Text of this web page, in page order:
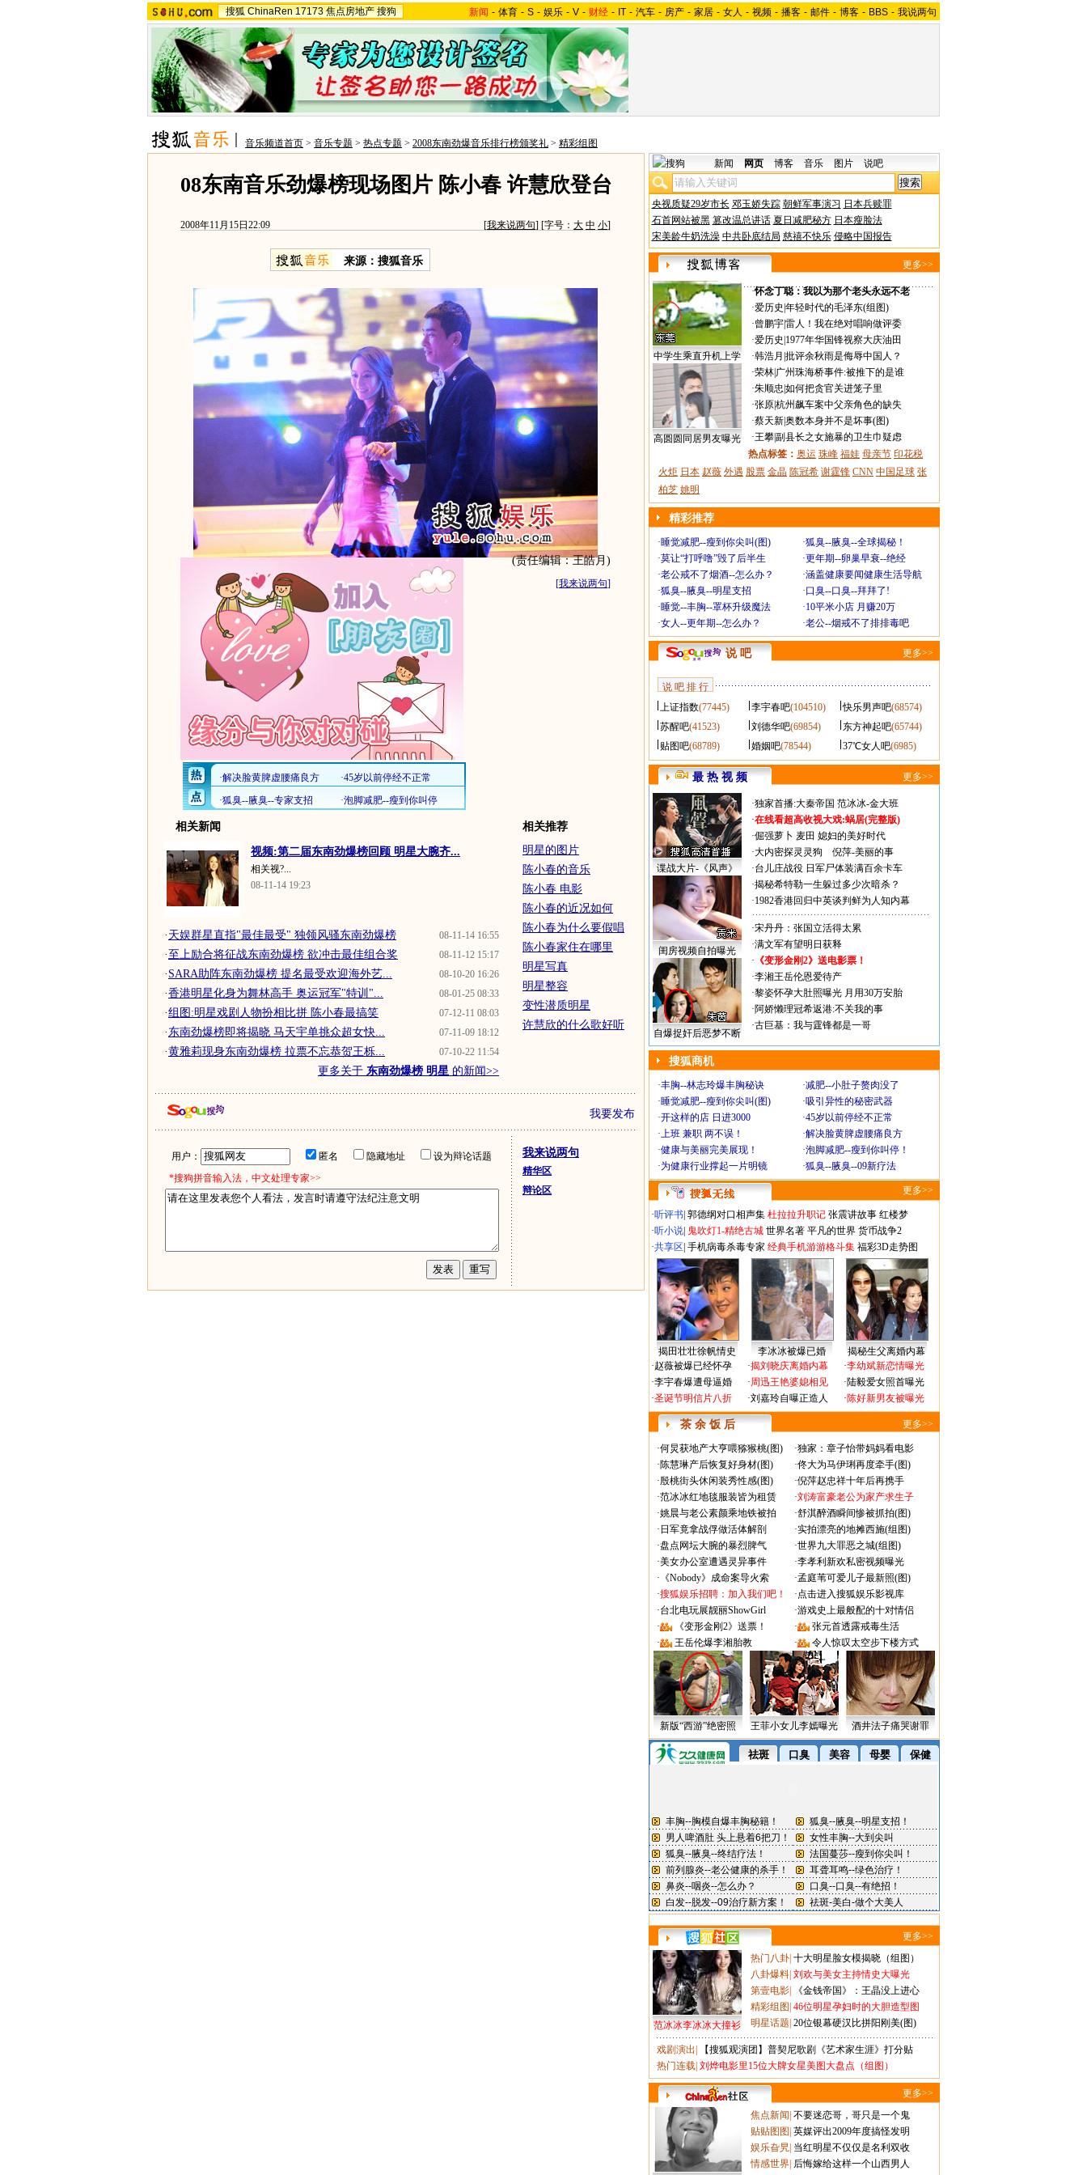
搜狐 ChinaRen 17173 焦点房地产 搜狗 新闻 - 体育 - S - 娱乐 - V - 财经 - IT - 汽车 - 房产 - 家居 - 女人 - 视频 - 播客 - 邮件 - 博客 - BBS - 我说两句
音乐频道首页 > 音乐专题 > 热点专题 > 2008东南劲爆音乐排行榜颁奖礼 > 精彩组图
08东南音乐劲爆榜现场图片 陈小春 许慧欣登台
2008年11月15日22:09 [我来说两句] [字号： 大 中 小]
来源：搜狐音乐
(责任编辑：王皓月)
[我来说两句]
相关新闻
视频:第二届东南劲爆榜回顾 明星大腕齐...
相关视?...
08-11-14 19:23
08-11-14 16:55
· 天娱群星直指"最佳最受" 独领风骚东南劲爆榜
08-11-12 15:17
· 至上励合将征战东南劲爆榜 欲冲击最佳组合奖
08-10-20 16:26
· SARA助阵东南劲爆榜 提名最受欢迎海外艺...
08-01-25 08:33
·香港明星化身为舞林高手 奥运冠军"特训"...
07-12-11 08:03
·组图:明星戏剧人物扮相比拼 陈小春最搞笑
07-11-09 18:12
· 东南劲爆榜即将揭晓 马天宇单挑众超女快...
07-10-22 11:54
·黄雅莉现身东南劲爆榜 拉票不忘恭贺王栎...
更多关于 东南劲爆榜 明星 的新闻>>
相关推荐
明星的图片
陈小春的音乐
陈小春 电影
陈小春的近况如何
陈小春为什么要假唱
陈小春家住在哪里
明星写真
明星整容
变性潜质明星
许慧欣的什么歌好听
我要发布
用户： 匿名 隐藏地址
设为辩论话题
*搜狗拼音输入法，中文处理专家>>
我来说两句
精华区
辩论区
新闻 网页 博客 音乐 图片 说吧
央视质疑29岁市长 邓玉娇失踪 朝鲜军事演习 日本兵赎罪
石首网站被黑 篡改温总讲话 夏日减肥秘方 日本瘦脸法
宋美龄牛奶洗澡 中共卧底结局 慈禧不快乐 侵略中国报告
更多>>
中学生乘直升机上学
高圆圆同居男友曝光
·怀念丁聪：我以为那个老头永远不老
·爱历史 年轻时代的毛泽东(组图)
·曾鹏宇|雷人！我在绝对唱响做评委
·爱历史 1977年华国锋视察大庆油田
·韩浩月 批评余秋雨是侮辱中国人？
·荣林| 广州珠海桥事件:被推下的是谁
·朱顺忠 如何把贪官关进笼子里
·张原|杭州飙车案中父亲角色的缺失
·蔡天新|奥数本身并不是坏事(图)
·王攀|副县长之女施暴的卫生巾疑虑
热点标签： 奥运 珠峰 福娃 母亲节 印花税
火炬 日本 赵薇 外遇 股票 金晶 陈冠希 谢霆锋 CNN 中国足球 张
柏芝 姚明
精彩推荐
·睡觉减肥--瘦到你尖叫(图) ·狐臭--腋臭--全球揭秘！
·莫让“打呼噜”毁了后半生 ·更年期--卵巢早衰--绝经
·老公戒不了烟酒--怎么办？ ·涵盖健康要闻健康生活导航
·狐臭--腋臭--明星支招 ·口臭--口臭--拜拜了!
·睡觉--丰胸--罩杯升级魔法 ·10平米小店 月赚20万
·女人--更年期--怎么办？ ·老公--烟戒不了排排毒吧
说 吧 更多>>
说 吧 排 行
上证指数(77445) 李宇春吧(104510) 快乐男声吧(68574)
苏醒吧(41523) 刘德华吧(69854) 东方神起吧(65744)
贴图吧(68789) 婚姻吧(78544) 37℃女人吧(6985)
最 热 视 频 更多>>
谍战大片-《风声》
闺房视频自拍曝光
自爆捉奸后恶梦不断
·独家首播:大秦帝国 范冰冰-金大班
·在线看超高收视大戏:蜗居(完整版)
·倔强萝卜 麦田 媳妇的美好时代
·大内密探灵灵狗
倪萍-美丽的事
·台儿庄战役 日军尸体装满百余卡车
·揭秘希特勒一生躲过多少次暗杀？
·1982香港回归中英谈判鲜为人知内幕
·宋丹丹：张国立活得太累
·满文军有望明日获释
· 《变形金刚2》送电影票！
·李湘王岳伦恩爱待产
·黎姿怀孕大肚照曝光 月用30万安胎
·阿娇懒理冠希返港:不关我的事
·古巨基：我与霆锋都是一哥
搜狐商机
·丰胸--林志玲爆丰胸秘诀 ·减肥--小肚子赘肉没了
·睡觉减肥--瘦到你尖叫(图) ·吸引异性的秘密武器
·开这样的店 日进3000 ·45岁以前停经不正常
·上班 兼职 两不误！ ·解决脸黄脾虚腰痛良方
·健康与美丽完美展现！ ·泡脚减肥--瘦到你叫停！
·为健康行业撑起一片明镜 ·狐臭--腋臭--09新疗法
更多>>
·听评书 郭德纲对口相声集 杜拉拉升职记 张震讲故事 红楼梦
·听小说 鬼吹灯1-精绝古城 世界名著 平凡的世界 货币战争2
·共享区 手机病毒杀毒专家 经典手机游游格斗集 福彩3D走势图
揭田壮壮徐帆情史 李冰冰被爆已婚
揭秘生父离婚内幕
·赵薇被爆已经怀孕
·李宇春爆遭母逼婚
·圣诞节明信片八折
·揭刘晓庆离婚内幕
·周迅王艳婆媳相见
·刘嘉玲自曝正造人
·李幼斌新恋情曝光
·陆毅爱女照首曝光
·陈好新男友被曝光
茶 余 饭 后 更多>>
·何炅获地产大亨喂猕猴桃(图) ·独家：章子怡带妈妈看电影
·陈慧琳产后恢复好身材(图) ·佟大为马伊琍再度牵手(图)
·殷桃街头休闲装秀性感(图) ·倪萍赵忠祥十年后再携手
·范冰冰红地毯服装皆为租赁 ·刘涛富豪老公为家产求生子
·姚晨与老公素颜乘地铁被拍 ·舒淇醉酒瞬间惨被抓拍(图)
· 日军竟拿战俘做活体解剖 ·实拍漂亮的地摊西施(组图)
·盘点网坛大腕的暴烈脾气 ·世界九大罪恶之城(组图)
·美女办公室遭遇灵异事件 ·李孝利新欢私密视频曝光
· 《Nobody》成命案导火索 ·孟庭苇可爱儿子最新照(图)
·搜狐娱乐招聘：加入我们吧！ ·点击进入搜狐娱乐影视库
·台北电玩展靓丽ShowGirl ·游戏史上最般配的十对情侣
·
《变形金刚2》送票！ ·
张元首透露戒毒生活
·
王岳伦爆李湘胎教 · 令人惊叹太空步下楼方式
新版“西游”绝密照 王菲小女儿李嫣曝光 酒井法子痛哭谢罪
更多>>
范冰冰李冰冰大撞衫
热门八卦 十大明星脸女模揭晓（组图）
八卦爆料 刘欢与美女主持情史大曝光
第壹电影
《金钱帝国》：王晶没上进心
精彩组图 46位明星孕妇时的大胆造型图
明星话题 20位银幕硬汉比拼阳刚美(图)
戏剧演出
【搜狐观演团】普契尼歌剧《艺术家生涯》打分贴
热门连载 刘烨电影里15位大牌女星美图大盘点（组图）
更多>>
焦点新闻 不要迷恋哥，哥只是一个鬼
贴贴图图 英媒评出2009年度搞怪发明
娱乐旮旯 当红明星不仅仅是名利双收
情感世界 后悔嫁给这样一个山西男人